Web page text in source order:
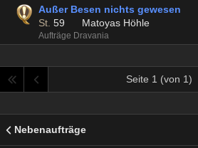
Außer Besen nichts gewesen
St. 59 Matoyas Höhle
Aufträge Dravania
Seite 1 (von 1)
Nebenaufträge